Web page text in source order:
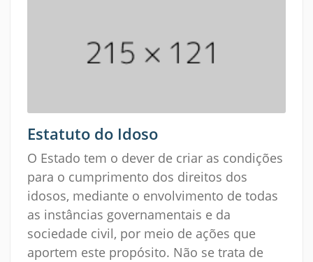
Estatuto do Idoso
O Estado tem o dever de criar as condições
para o cumprimento dos direitos dos
idosos, mediante o envolvimento de todas
as instâncias governamentais e da
sociedade civil, por meio de ações que
aportem este propósito. Não se trata de